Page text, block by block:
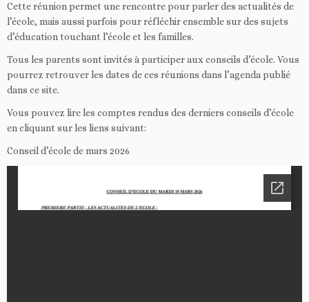
Cette réunion permet une rencontre pour parler des actualités de
l’école, mais aussi parfois pour réfléchir ensemble sur des sujets
d’éducation touchant l’école et les familles.
Tous les parents sont invités à participer aux conseils d’école. Vous
pourrez retrouver les dates de ces réunions dans l’agenda publié
dans ce site.
Vous pouvez lire les comptes rendus des derniers conseils d’école
en cliquant sur les liens suivant:
Conseil d’école de mars 2026